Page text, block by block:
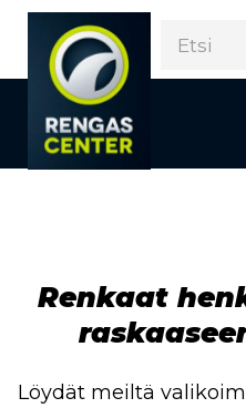
Renkaat
Löydät meiltä